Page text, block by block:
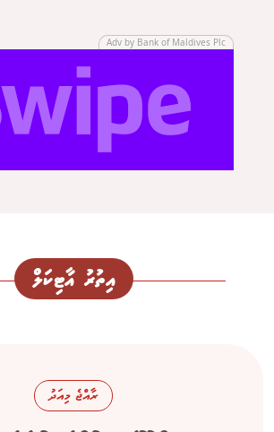
Adv by Bank of Maldives Plc
އިތުރު އާޓިކަލް
ރާއްޖެ މިއަދު